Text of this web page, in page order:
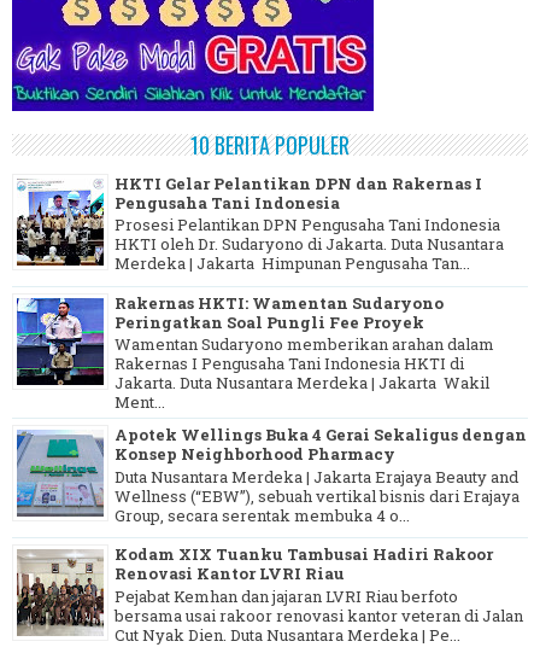
10 BERITA POPULER
HKTI Gelar Pelantikan DPN dan Rakernas I
Pengusaha Tani Indonesia
Prosesi Pelantikan DPN Pengusaha Tani Indonesia
HKTI oleh Dr. Sudaryono di Jakarta. Duta Nusantara
Merdeka | Jakarta Himpunan Pengusaha Tan...
Rakernas HKTI: Wamentan Sudaryono
Peringatkan Soal Pungli Fee Proyek
Wamentan Sudaryono memberikan arahan dalam
Rakernas I Pengusaha Tani Indonesia HKTI di
Jakarta. Duta Nusantara Merdeka | Jakarta Wakil
Ment...
Apotek Wellings Buka 4 Gerai Sekaligus dengan
Konsep Neighborhood Pharmacy
Duta Nusantara Merdeka | Jakarta Erajaya Beauty and
Wellness (“EBW”), sebuah vertikal bisnis dari Erajaya
Group, secara serentak membuka 4 o...
Kodam XIX Tuanku Tambusai Hadiri Rakoor
Renovasi Kantor LVRI Riau
Pejabat Kemhan dan jajaran LVRI Riau berfoto
bersama usai rakoor renovasi kantor veteran di Jalan
Cut Nyak Dien. Duta Nusantara Merdeka | Pe...